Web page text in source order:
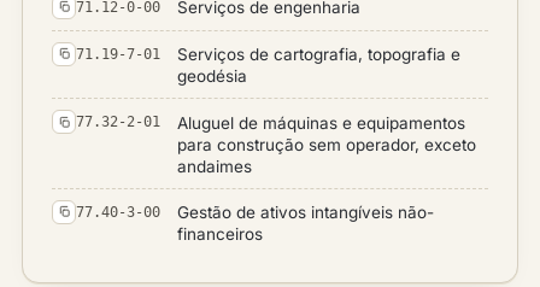
71.12-0-00 Serviços de engenharia
71.19-7-01
Serviços de cartografia, topografia e
geodésia
77.32-2-01
Aluguel de máquinas e equipamentos
para construção sem operador, exceto
andaimes
77.40-3-00
Gestão de ativos intangíveis não-
financeiros